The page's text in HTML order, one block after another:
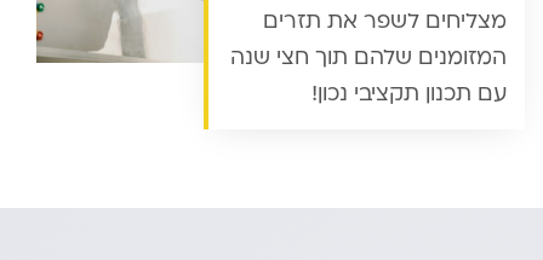
מצליחים לשפר את תזרים
המזומנים שלהם תוך חצי שנה
עם תכנון תקציבי נכון!